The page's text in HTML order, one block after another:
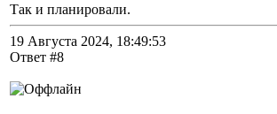
Так и планировали.
19 Августа 2024, 18:49:53
Ответ #8